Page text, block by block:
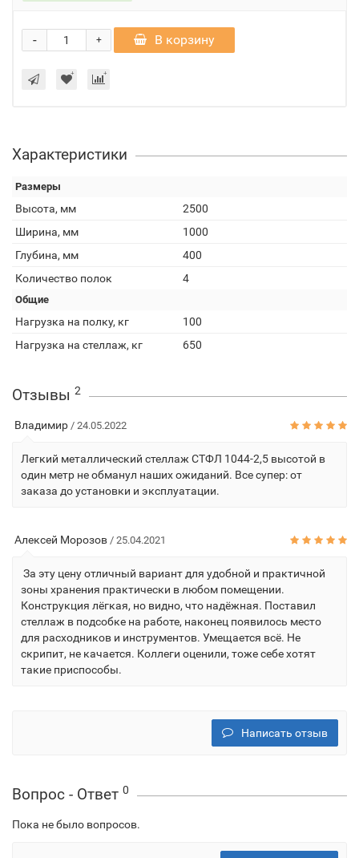
+
- В корзину
Характеристики
Размеры
Высота, мм
2500
Ширина, мм
1000
Глубина, мм
400
Количество полок
4
Общие
Нагрузка на полку, кг
100
Нагрузка на стеллаж, кг
650
Отзывы 2
Владимир / 24.05.2022
Легкий металлический стеллаж СТФЛ 1044-2,5 высотой в
один метр не обманул наших ожиданий. Все супер: от
заказа до установки и эксплуатации.
Алексей Морозов / 25.04.2021
За эту цену отличный вариант для удобной и практичной
зоны хранения практически в любом помещении.
Конструкция лёгкая, но видно, что надёжная. Поставил
стеллаж в подсобке на работе, наконец появилось место
для расходников и инструментов. Умещается всё. Не
скрипит, не качается. Коллеги оценили, тоже себе хотят
такие приспособы.
Написать отзыв
Вопрос - Ответ 0
Пока не было вопросов.